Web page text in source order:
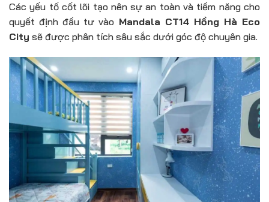
Các yếu tố cốt lõi tạo nên sự an toàn và tiềm năng cho
quyết định đầu tư vào Mandala CT14 Hồng Hà Eco
City sẽ được phân tích sâu sắc dưới góc độ chuyên gia.